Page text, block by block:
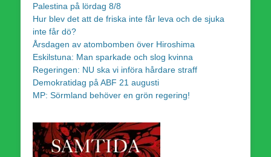
Palestina på lördag 8/8
Hur blev det att de friska inte får leva och de sjuka
inte får dö?
Årsdagen av atombomben över Hiroshima
Eskilstuna: Man sparkade och slog kvinna
Regeringen: NU ska vi införa hårdare straff
Demokratidag på ABF 21 augusti
MP: Sörmland behöver en grön regering!